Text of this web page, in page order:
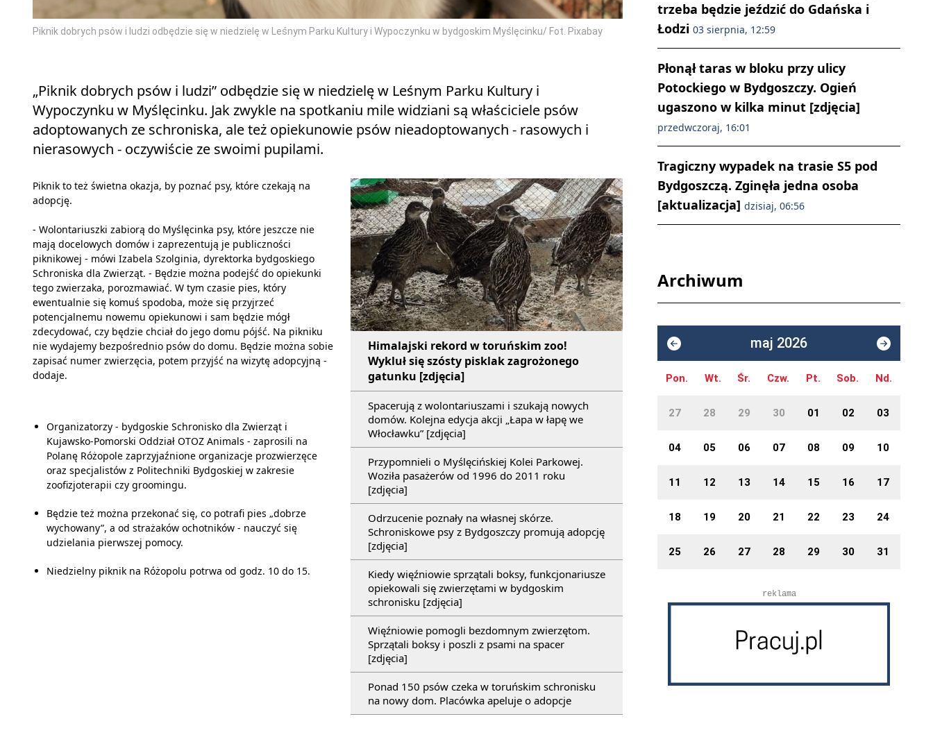
Piknik dobrych psów i ludzi odbędzie się w niedzielę w Leśnym Parku Kultury i Wypoczynku w bydgoskim Myślęcinku/ Fot. Pixabay
„Piknik dobrych psów i ludzi” odbędzie się w niedzielę w Leśnym Parku Kultury i
Wypoczynku w Myślęcinku. Jak zwykle na spotkaniu mile widziani są właściciele psów
adoptowanych ze schroniska, ale też opiekunowie psów nieadoptowanych - rasowych i
nierasowych - oczywiście ze swoimi pupilami.
Himalajski rekord w toruńskim zoo!
Wykluł się szósty pisklak zagrożonego
gatunku [zdjęcia]
Spacerują z wolontariuszami i szukają nowych
domów. Kolejna edycja akcji „Łapa w łapę we
Włocławku” [zdjęcia]
Przypomnieli o Myślęcińskiej Kolei Parkowej.
Woziła pasażerów od 1996 do 2011 roku
[zdjęcia]
Odrzucenie poznały na własnej skórze.
Schroniskowe psy z Bydgoszczy promują adopcję
[zdjęcia]
Kiedy więźniowie sprzątali boksy, funkcjonariusze
opiekowali się zwierzętami w bydgoskim
schronisku [zdjęcia]
Więźniowie pomogli bezdomnym zwierzętom.
Sprzątali boksy i poszli z psami na spacer
[zdjęcia]
Ponad 150 psów czeka w toruńskim schronisku
na nowy dom. Placówka apeluje o adopcje
Piknik to też świetna okazja, by poznać psy, które czekają na
adopcję.
- Wolontariuszki zabiorą do Myślęcinka psy, które jeszcze nie
mają docelowych domów i zaprezentują je publiczności
piknikowej - mówi Izabela Szolginia, dyrektorka bydgoskiego
Schroniska dla Zwierząt. - Będzie można podejść do opiekunki
tego zwierzaka, porozmawiać. W tym czasie pies, który
ewentualnie się komuś spodoba, może się przyjrzeć
potencjalnemu nowemu opiekunowi i sam będzie mógł
zdecydować, czy będzie chciał do jego domu pójść. Na pikniku
nie wydajemy bezpośrednio psów do domu. Będzie można sobie
zapisać numer zwierzęcia, potem przyjść na wizytę adopcyjną -
dodaje.
Organizatorzy - bydgoskie Schronisko dla Zwierząt i
Kujawsko-Pomorski Oddział OTOZ Animals - zaprosili na
Polanę Różopole zaprzyjaźnione organizacje prozwierzęce
oraz specjalistów z Politechniki Bydgoskiej w zakresie
zoofizjoterapii czy groomingu.
Będzie też można przekonać się, co potrafi pies „dobrze
wychowany”, a od strażaków ochotników - nauczyć się
udzielania pierwszej pomocy.
Niedzielny piknik na Różopolu potrwa od godz. 10 do 15.
trzeba będzie jeździć do Gdańska i
Łodzi 03 sierpnia, 12:59
Płonął taras w bloku przy ulicy
Potockiego w Bydgoszczy. Ogień
ugaszono w kilka minut [zdjęcia]
przedwczoraj, 16:01
Tragiczny wypadek na trasie S5 pod
Bydgoszczą. Zginęła jedna osoba
[aktualizacja] dzisiaj, 06:56
Archiwum
maj 2026
Pon. Wt. Śr. Czw. Pt. Sob. Nd.
27 28 29 30 01 02 03
04 05 06 07 08 09 10
11 12 13 14 15 16 17
18 19 20 21 22 23 24
25 26 27 28 29 30 31
reklama